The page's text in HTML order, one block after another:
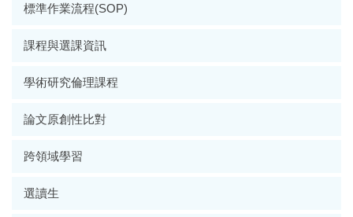
標準作業流程(SOP)
課程與選課資訊
學術研究倫理課程
論文原創性比對
跨領域學習
選讀生